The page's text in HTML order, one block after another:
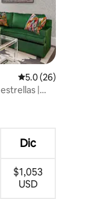
Calificación
5.0 (26)
|
Dic
$1,053
USD